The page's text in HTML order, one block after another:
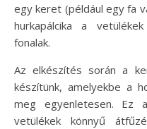
egy keret (például egy fa
hurkapálcika a
fonalak.
Az elkészítés során a
készítünk, amelyekbe a
meg egyenletesen. Ez
vetülékek könnyű